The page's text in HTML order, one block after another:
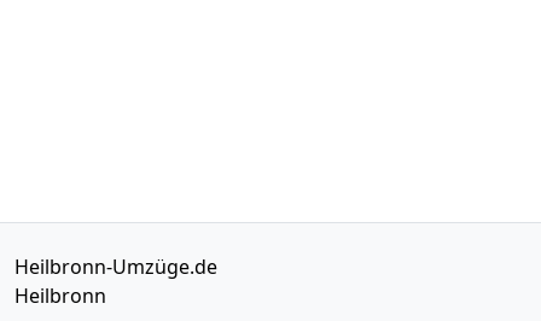
Heilbronn-Umzüge.de
Heilbronn